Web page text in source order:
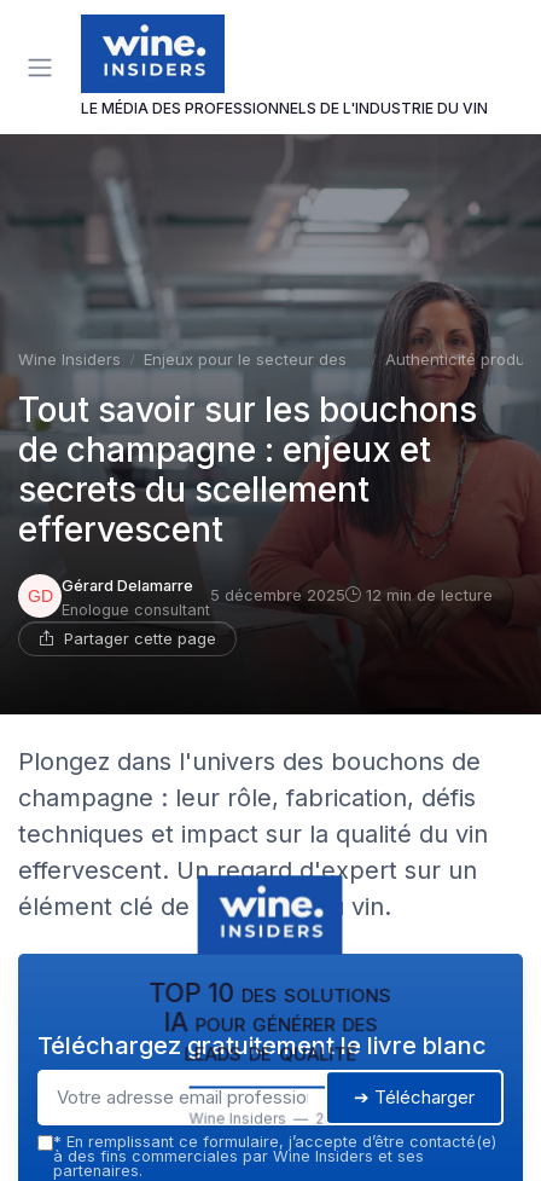
LE MÉDIA DES PROFESSIONNELS DE L'INDUSTRIE DU VIN
Wine Insiders Enjeux pour le secteur des vins et spiritueux Authenticité produits
Tout savoir sur les bouchons
de champagne : enjeux et
secrets du scellement
effervescent
Gérard Delamarre
Enologue consultant
5 décembre 2025 12 min de lecture
Partager cette page
Plongez dans l'univers des bouchons de
champagne : leur rôle, fabrication, défis
techniques et impact sur la qualité du vin
effervescent. Un regard d'expert sur un
élément clé de l'industrie du vin.
TOP 10 des solutions
IA pour générer des
leads de qualité
Wine Insiders — 2026
Téléchargez gratuitement le livre blanc
➔ Télécharger
* En remplissant ce formulaire, j’accepte d’être contacté(e)
à des fins commerciales par Wine Insiders et ses
partenaires.
Panneau de gestion des cookies